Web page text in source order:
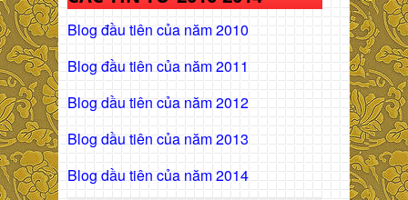
Blog đầu tiên của năm 2010
Blog đầu tiên của năm 2011
Blog dầu tiên của năm 2012
Blog dầu tiên của năm 2013
Blog dầu tiên của năm 2014